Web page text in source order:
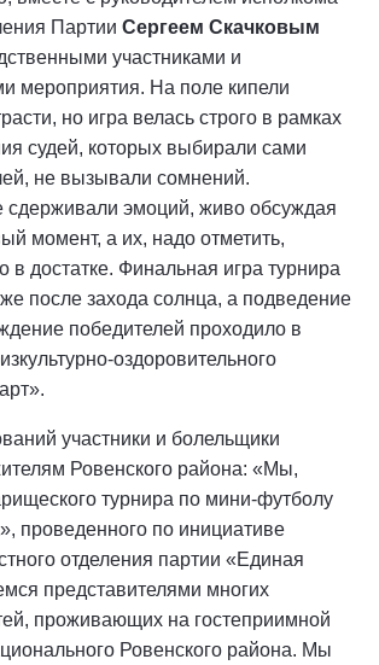
Партии Сергеем Скачковым
участниками и
мероприятия. На поле кипели
но игра велась строго в рамках
судей, которых выбирали сами
не вызывали сомнений.
сдерживали эмоций, живо обсуждая
момент, а их, надо отметить,
в достатке. Финальная игра турнира
после захода солнца, а подведение
победителей проходило в
оздоровительного
участники и болельщики
Ровенского района: «Мы,
турнира по мини-футболу
проведенного по инициативе
отделения партии «Единая
представителями многих
проживающих на гостеприимной
Ровенского района. Мы